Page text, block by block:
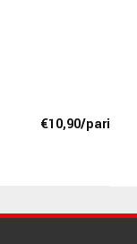
kätevä
€10,90/pari